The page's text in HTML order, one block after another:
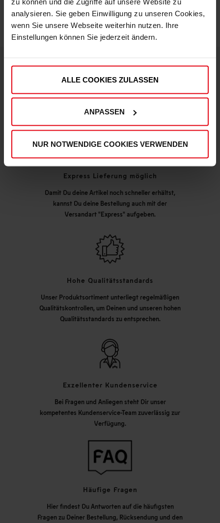
analysieren. Sie geben Einwilligung zu unseren Cookies,
wenn Sie unsere Webseite weiterhin nutzen. Ihre
Einstellungen können Sie jederzeit ändern.
ALLE COOKIES ZULASSEN
ANPASSEN
NUR NOTWENDIGE COOKIES VERWENDEN
DEINE VORTEILE IN UNSEREM SHOP
Express Lieferung möglich
Damit Du deine Artikel noch schneller erhältst,
kannst Du deine Bestellung auch mit der
Versandart "Express" aufgeben.
Hohe Qualitätsstandards
Unser Produktsortiment unterliegt regelmäßigen
Qualitätskontrollen, um Deinen und unseren hohen
Qualitätsstandards zu entsprechen.
Exzellenter Kundenservice
Bei Fragen und Anliegen steht Dir unser
kompetentes Kundenservice-Team zuverlässig zur
Verfügung.
Häufige Fragen
Hier findest Du Antworten auf die häufigsten
Fragen zu Deiner Bestellung, Rücksendung und den